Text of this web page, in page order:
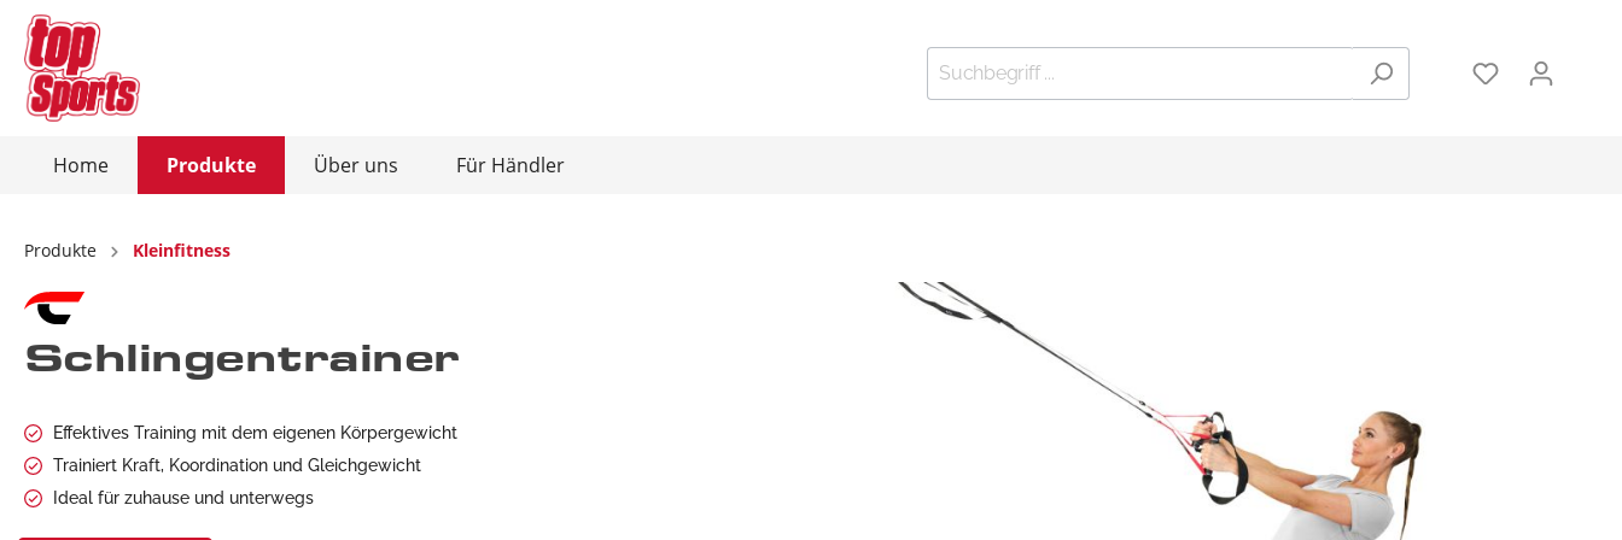
Home Produkte Über uns Für Händler
Zur Kategorie Produkte
Ausdauersport
Heimtrainer / Ergometer
Laufbänder
Rudergeräte
Vibrationsplatten
Kleinfitness
Bodenschutzmatten
Zur Kategorie Über uns
Christopeit-Connect-App
Produkte Kleinfitness
Schlingentrainer
Effektives Training mit dem eigenen Körpergewicht
Trainiert Kraft, Koordination und Gleichgewicht
Ideal für zuhause und unterwegs